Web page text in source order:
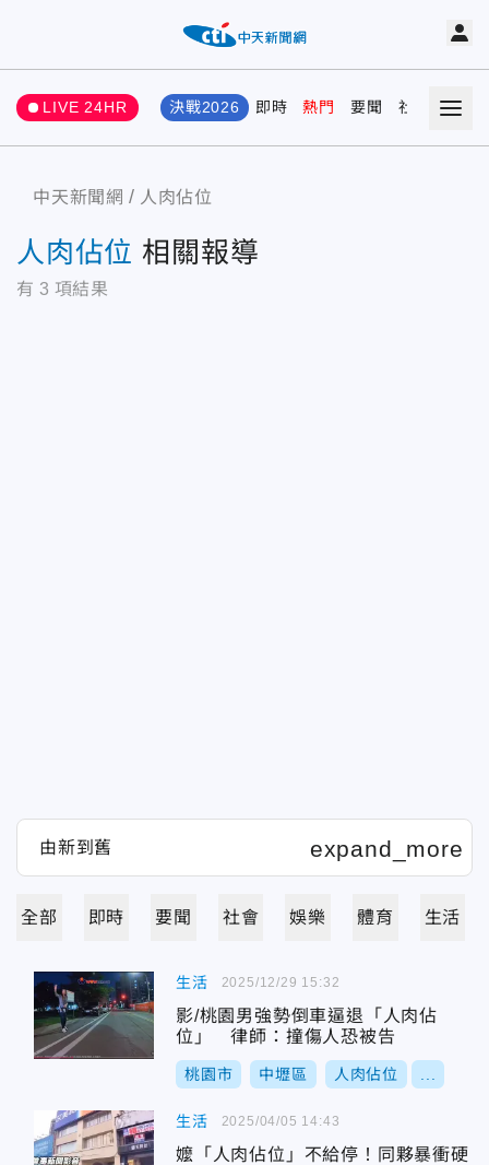
LIVE 24HR 決戰2026 即時 熱門 要聞 社會 娛樂
中天新聞網 人肉佔位
人肉佔位 相關報導
有 3 項結果
全部 即時 要聞 社會 娛樂 體育 生活
生活
影/桃園男強勢倒車逼退「人肉佔
位」 律師：撞傷人恐被告
桃園市 中壢區 人肉佔位
2025/12/29 15:32
生活
嬤「人肉佔位」不給停！同夥暴衝硬
2025/04/05 14:43